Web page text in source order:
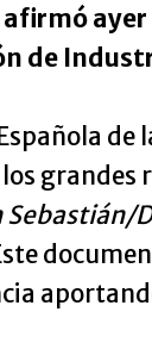
ayer
de
de
grandes
Sebastián/